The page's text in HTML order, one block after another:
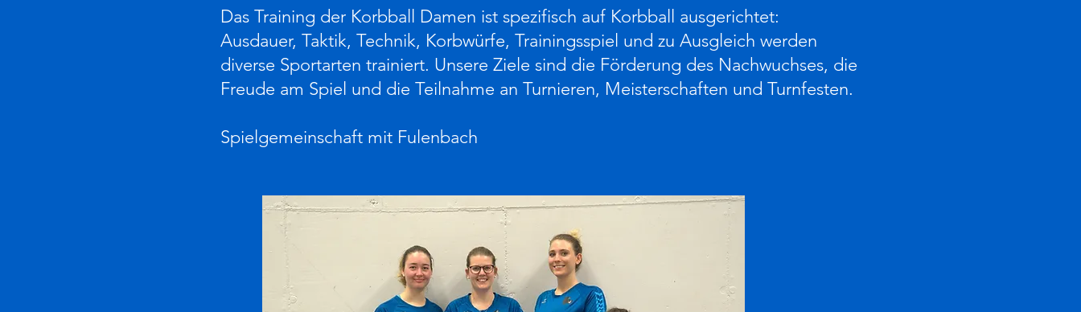
Das Training der Korbball Damen ist spezifisch auf Korbball ausgerichtet:
Ausdauer, Taktik, Technik, Korbwürfe, Trainingsspiel und zu Ausgleich werden
diverse Sportarten trainiert. Unsere Ziele sind die Förderung des Nachwuchses, die
Freude am Spiel und die Teilnahme an Turnieren, Meisterschaften und Turnfesten.
Spielgemeinschaft mit Fulenbach